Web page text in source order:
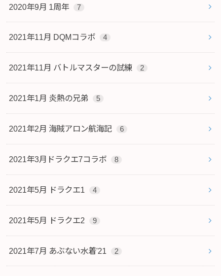
2020年9月 1周年 7
2021年11月 DQMコラボ 4
2021年11月 バトルマスターの試練 2
2021年1月 炎熱の兄弟 5
2021年2月 海賊アロン航海記 6
2021年3月ドラクエ7コラボ 8
2021年5月 ドラクエ1 4
2021年5月 ドラクエ2 9
2021年7月 あぶない水着'21 2